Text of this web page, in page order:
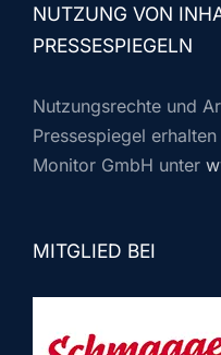
NUTZUNG VON
PRESSESPIEGELN
Nutzungsrechte und
Pressespiegel
Monitor GmbH unter
MITGLIED BEI